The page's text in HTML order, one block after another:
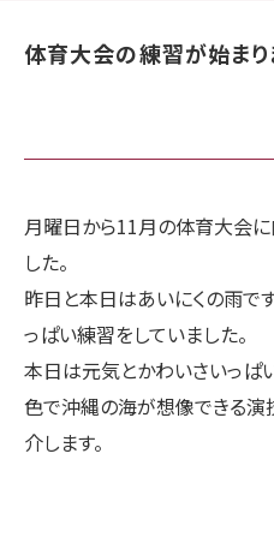
体育大会の練習が始まり
月曜日から11月の体育大会
した。
昨日と本日はあいにくの雨で
っぱい練習をしていました。
本日は元気とかわいさいっぱ
色で沖縄の海が想像できる演
介します。